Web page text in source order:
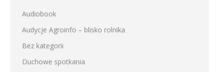
Audiobook
Audycje Agroinfo – blisko rolnika
Bez kategorii
Duchowe spotkania